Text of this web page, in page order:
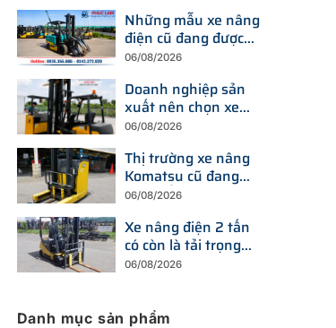
Những mẫu xe nâng
điện cũ đang được
tìm kiếm nhiều nhất
nay
06/08/2026
Doanh nghiệp sản
xuất nên chọn xe
nâng điện hay xe
chi phí?
06/08/2026
Thị trường xe nâng
Komatsu cũ đang
thay đổi ra sao trước
thiết bị mới?
06/08/2026
Xe nâng điện 2 tấn
có còn là tải trọng
được doanh nghiệp
06/08/2026
Danh mục sản phẩm